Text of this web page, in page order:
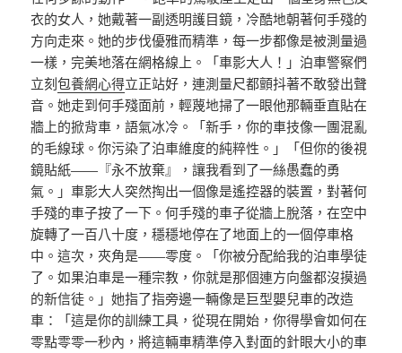
衣的女人，她戴著一副透明護目鏡，冷酷地朝著何手殘的
方向走來。她的步伐優雅而精準，每一步都像是被測量過
一樣，完美地落在網格線上。「車影大人！」泊車警察們
立刻包養網心得立正站好，連測量尺都顫抖著不敢發出聲
音。她走到何手殘面前，輕蔑地掃了一眼他那輛垂直貼在
牆上的掀背車，語氣冰冷。「新手，你的車技像一團混亂
的毛線球。你污染了泊車維度的純粹性。」「但你的後視
鏡貼紙——『永不放棄』，讓我看到了一絲愚蠢的勇
氣。」車影大人突然掏出一個像是遙控器的裝置，對著何
手殘的車子按了一下。何手殘的車子從牆上脫落，在空中
旋轉了一百八十度，穩穩地停在了地面上的一個停車格
中。這次，夾角是——零度。「你被分配給我的泊車學徒
了。如果泊車是一種宗教，你就是那個連方向盤都沒摸過
的新信徒。」她指了指旁邊一輛像是巨型嬰兒車的改造
車：「這是你的訓練工具，從現在開始，你得學會如何在
零點零零一秒內，將這輛車精準停入對面的針眼大小的車